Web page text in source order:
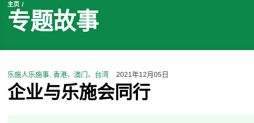
主页
专题故事
乐施人乐施事, 香港、澳门、台湾 2021年12月05日
企业与乐施会同行